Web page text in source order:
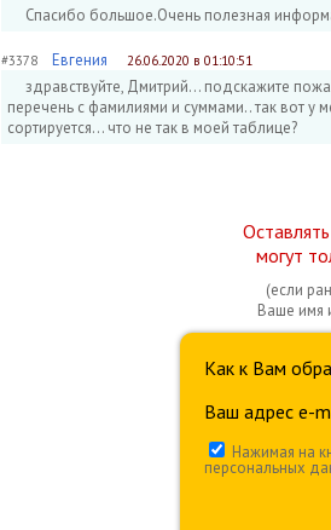
Спасибо большое.Очень полезная
#3378 Евгения 26.06.2020 в 01:10:51
здравствуйте, Дмитрий... подскажите
перечень с фамилиями и суммами.. так вот у
сортируется... что не так в моей таблице?
могут
(если
Ваше имя
Как к Вам
Ваш адрес e-
Нажимая на
персональных